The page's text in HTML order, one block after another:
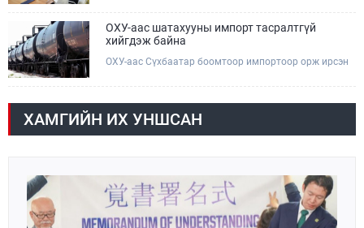
шатахуун түгээх станцуудын өдрийн борлуулалт хоёр
дахин буурч нэг машиныг цэнэглэх хурд нэмэгдсэн
танилцууллаа.
ОХУ-аас шатахууны импорт тасралтгүй
хийгдэж байна
ОХУ-аас Сүхбаатар боомтоор импортоор орж ирсэн
АИ-92 автобензин орж иржээ.
ХАМГИЙН ИХ УНШСАН